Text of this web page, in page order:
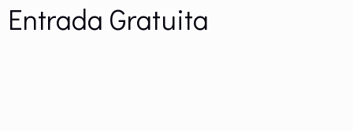
Entrada Gratuita